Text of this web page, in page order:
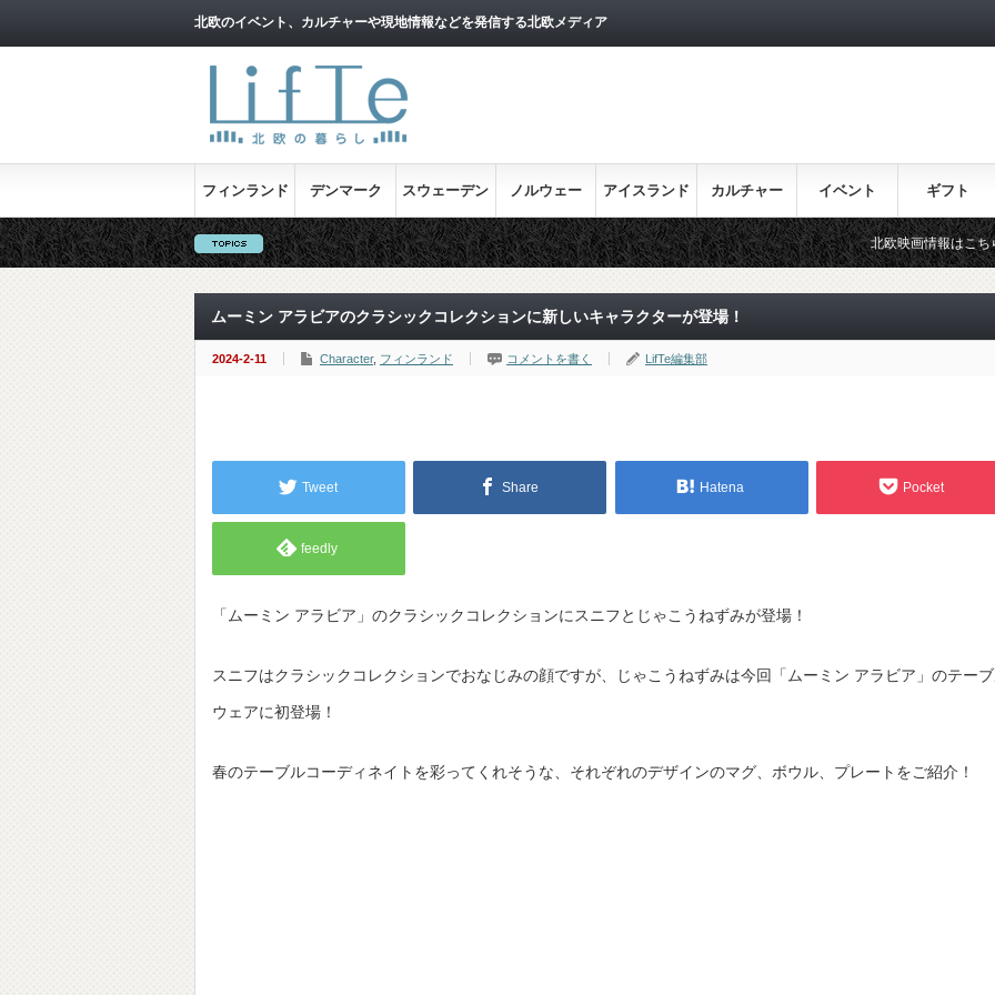
北欧のイベント、カルチャーや現地情報などを発信する北欧メディア
フィンランド デンマーク スウェーデン ノルウェー アイスランド カルチャー イベント ギフト
北欧映画情報はこちら♪
ムーミン アラビアのクラシックコレクションに新しいキャラクターが登場！
2024-2-11 Character, フィンランド コメントを書く LifTe編集部
Tweet Share Hatena Pocket
feedly
「ムーミン アラビア」のクラシックコレクションにスニフとじゃこうねずみが登場！
スニフはクラシックコレクションでおなじみの顔ですが、じゃこうねずみは今回「ムーミン アラビア」のテー
ウェアに初登場！
春のテーブルコーディネイトを彩ってくれそうな、それぞれのデザインのマグ、ボウル、プレートをご紹介！